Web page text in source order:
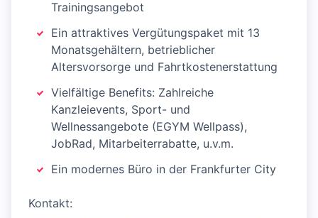
Trainingsangebot
Ein attraktives Vergütungspaket mit 13
Monatsgehältern, betrieblicher
Altersvorsorge und Fahrtkostenerstattung
Vielfältige Benefits: Zahlreiche
Kanzleievents, Sport- und
Wellnessangebote (EGYM Wellpass),
JobRad, Mitarbeiterrabatte, u.v.m.
Ein modernes Büro in der Frankfurter City
Kontakt: